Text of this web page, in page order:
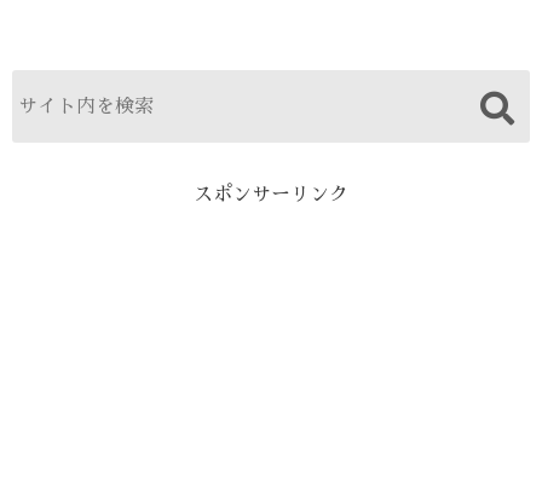
スポンサーリンク